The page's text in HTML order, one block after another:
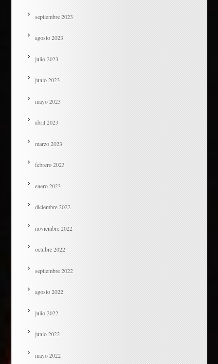
septiembre 2023
agosto 2023
julio 2023
junio 2023
mayo 2023
abril 2023
marzo 2023
febrero 2023
enero 2023
diciembre 2022
noviembre 2022
octubre 2022
septiembre 2022
agosto 2022
julio 2022
junio 2022
mayo 2022